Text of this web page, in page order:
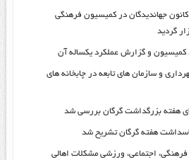
جهاندیدگان در کمیسیون فرهنگی
گردید
و گزارش عملکرد یکساله آن
و سازمان های تابعه در چابخانه های
هفته بزرگداشت گرگان بررسی شد
هفته گرگان تشریح شد
اجتماعی، ورزشی مشکلات اهالی